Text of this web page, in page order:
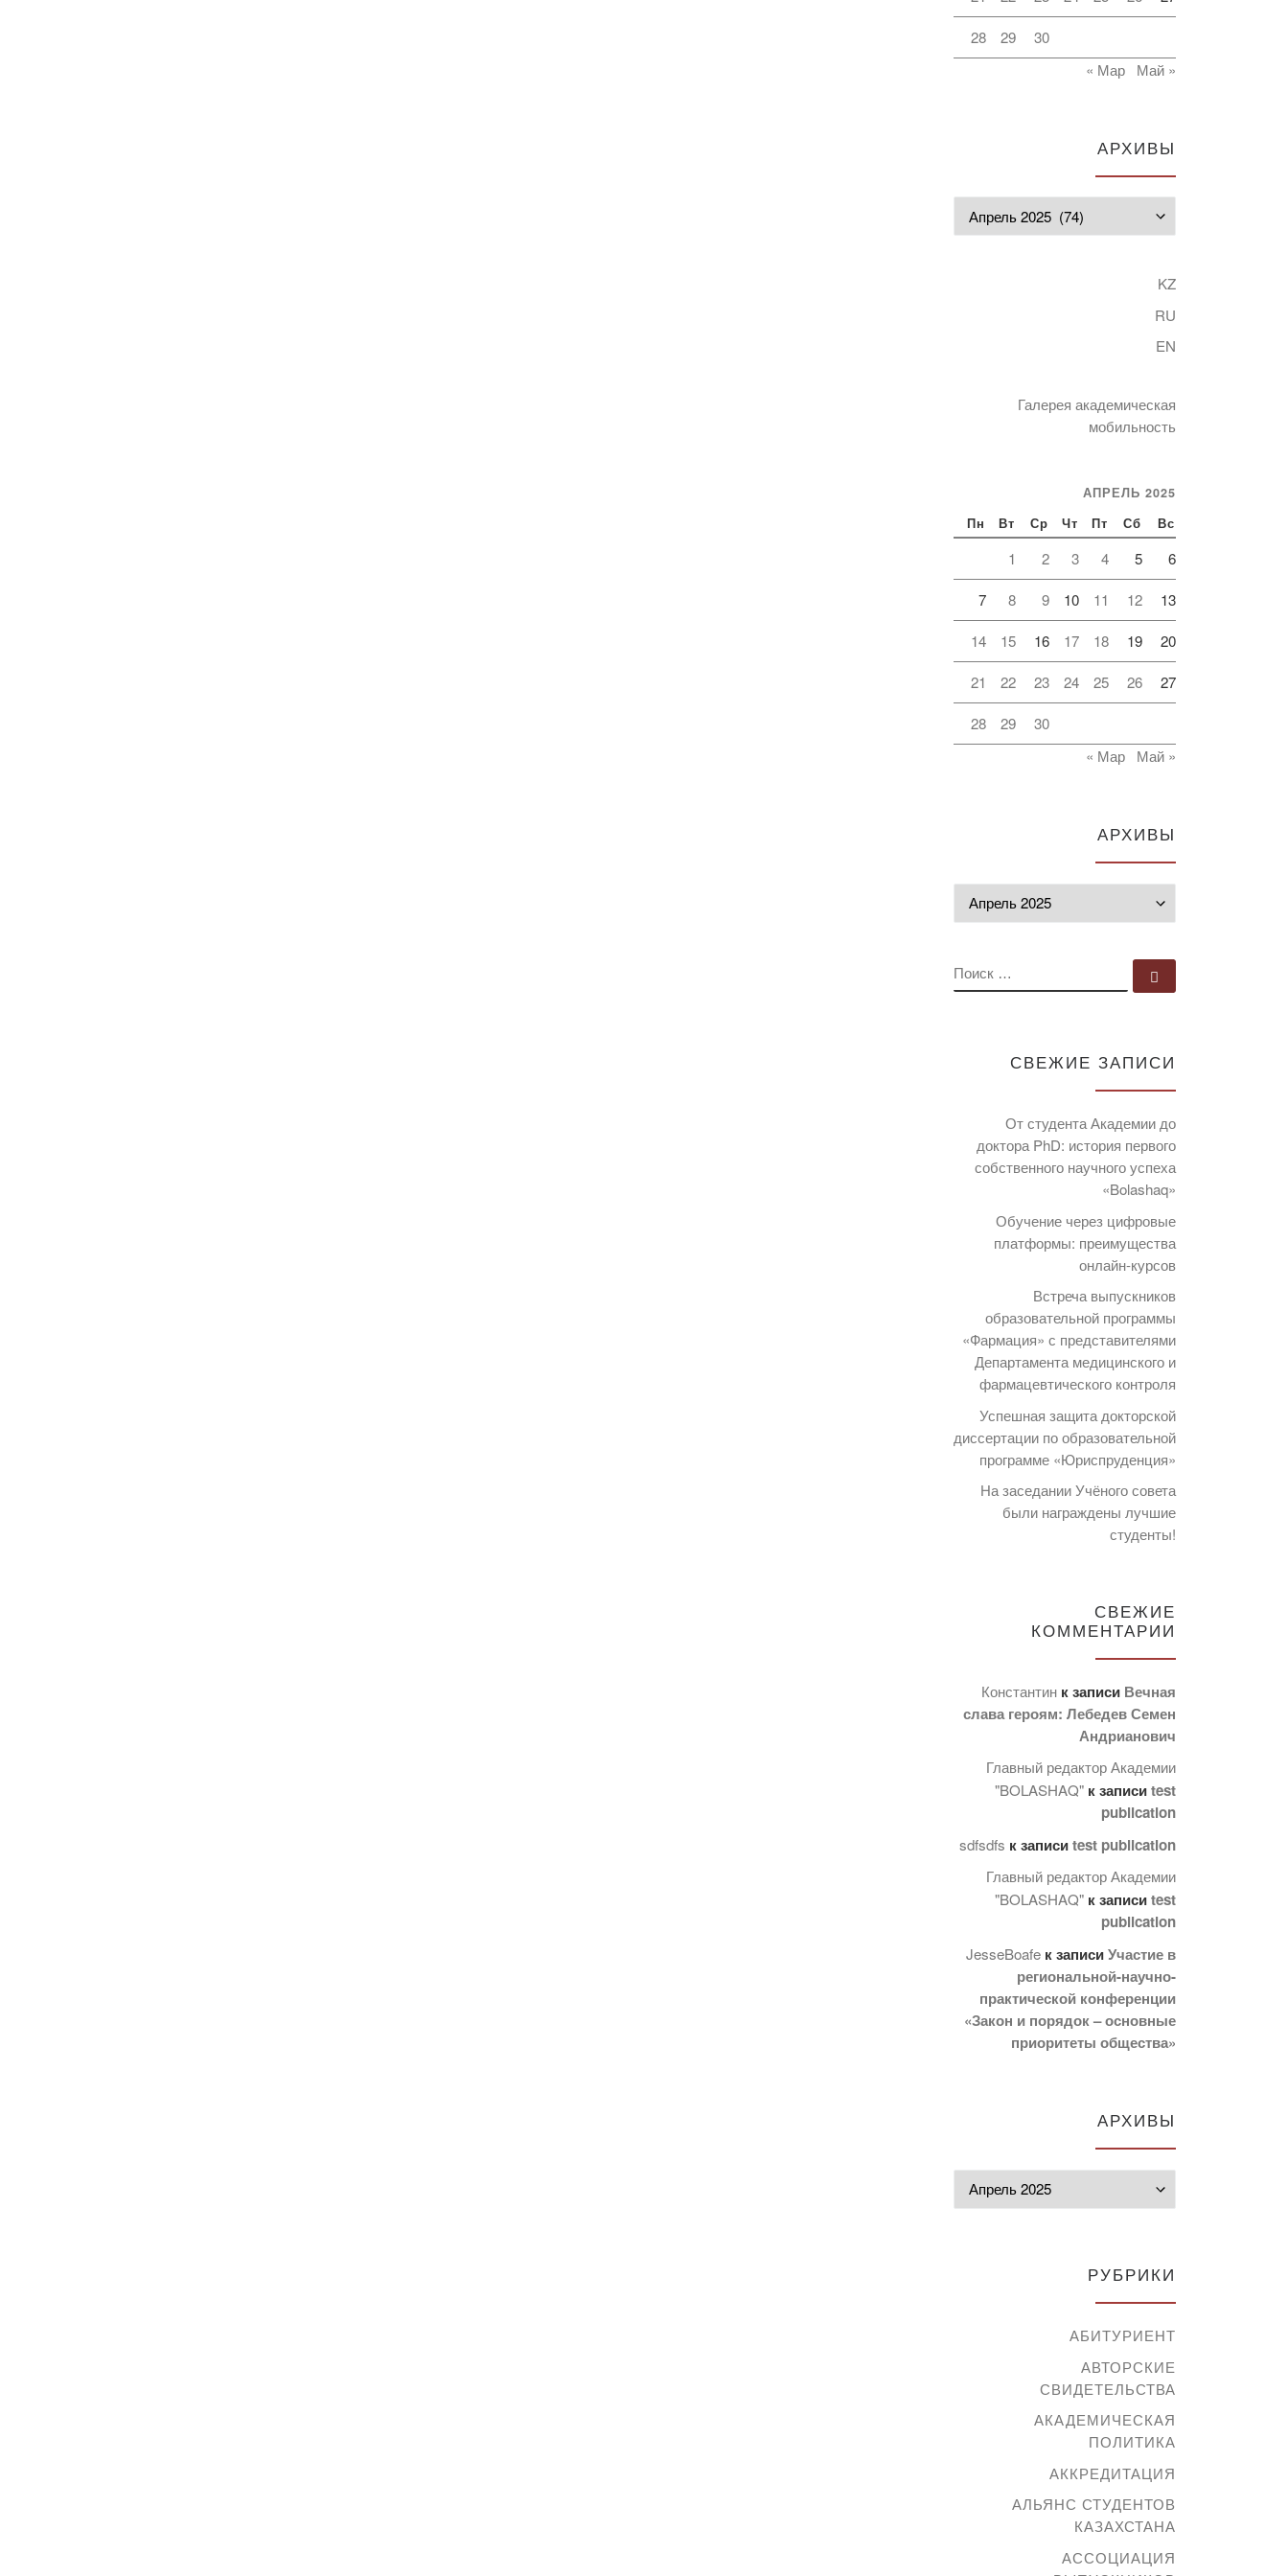
28 29
30
« Мар
Май »
АРХИВЫ
KZ
RU
EN
Галерея академическая
мобильность
АПРЕЛЬ 2025
Пн Вт Ср Чт Пт Сб Вс
1 2 3 4 5 6
7 8 9 10 11 12 13
14 15 16 17 18 19 20
21 22 23 24 25 26 27
28 29
30
« Мар
Май »
АРХИВЫ
ПОИСК
СВЕЖИЕ ЗАПИСИ
От студента Академии до
доктора PhD: история первого
собственного научного успеха
«Bolashaq»
Обучение через цифровые
платформы: преимущества
онлайн-курсов
Встреча выпускников
образовательной программы
«Фармация» с представителями
Департамента медицинского и
фармацевтического контроля
Успешная защита докторской
диссертации по образовательной
программе «Юриспруденция»
На заседании Учёного совета
были награждены лучшие
студенты!
СВЕЖИЕ
КОММЕНТАРИИ
Константин к записи Вечная
слава героям: Лебедев Семен
Андрианович
Главный редактор Академии
"BOLASHAQ" к записиtest
publication
sdfsdfs к записиtest publication
Главный редактор Академии
"BOLASHAQ" к записиtest
publication
JesseBoafe к записиУчастие в
региональной-научно-
практической конференции
«Закон и порядок – основные
приоритеты общества»
АРХИВЫ
РУБРИКИ
АБИТУРИЕНТ
АВТОРСКИЕ
СВИДЕТЕЛЬСТВА
АКАДЕМИЧЕСКАЯ
ПОЛИТИКА
АККРЕДИТАЦИЯ
АЛЬЯНС СТУДЕНТОВ
КАЗАХСТАНА
АССОЦИАЦИЯ